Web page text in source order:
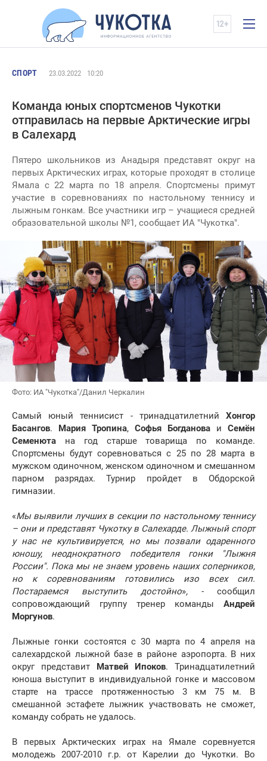
СПОРТ 23.03.2022 10:20
Команда юных спортсменов Чукотки
отправилась на первые Арктические игры
в Салехард
Пятеро школьников из Анадыря представят округ на
первых Арктических играх, которые проходят в столице
Ямала с 22 марта по 18 апреля. Спортсмены примут
участие в соревнованиях по настольному теннису и
лыжным гонкам. Все участники игр – учащиеся средней
образовательной школы №1, сообщает ИА "Чукотка".
Фото: ИА "Чукотка"/Данил Черкалин
Самый юный теннисист - тринадцатилетний Хонгор
Басангов. Мария Тропина, Софья Богданова и Семён
Семенюта на год старше товарища по команде.
Спортсмены будут соревноваться с 25 по 28 марта в
мужском одиночном, женском одиночном и смешанном
парном разрядах. Турнир пройдет в Обдорской
гимназии.
«Мы выявили лучших в секции по настольному теннису
– они и представят Чукотку в Салехарде. Лыжный спорт
у нас не культивируется, но мы позвали одаренного
юношу, неоднократного победителя гонки "Лыжня
России". Пока мы не знаем уровень наших соперников,
но к соревнованиям готовились изо всех сил.
Постараемся выступить достойно», -сообщил
сопровождающий группу тренер команды Андрей
Моргунов.
Лыжные гонки состоятся с 30 марта по 4 апреля на
салехардской лыжной базе в районе аэропорта. В них
округ представит
Матвей Ипоков. Тринадцатилетний
юноша выступит в индивидуальной гонке и массовом
старте на трассе протяженностью 3 км 75 м. В
смешанной эстафете лыжник участвовать не сможет,
команду собрать не удалось.
В первых Арктических играх на Ямале соревнуется
молодежь 2007-2010 г.р. от Карелии до Чукотки. Во